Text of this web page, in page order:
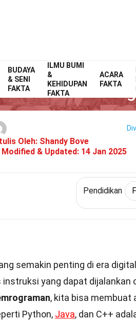
BUDAYA
& SENI
FAKTA
ILMU BUMI
&
KEHIDUPAN
FAKTA
ACARA
FAKTA
Home UmumFakta
34 Fakta
Oleh: Shandy Bove
Modified & Updated: 14 Jan 2025
Pendidikan
semakin penting di era
yang dapat dijalankan
, kita bisa membuat
Python, Java, dan C++